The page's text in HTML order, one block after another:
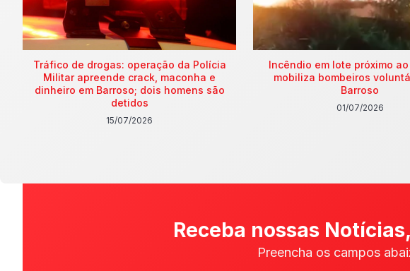
Tráfico de drogas: operação da Polícia
Militar apreende crack, maconha e
dinheiro em Barroso; dois homens são
detidos
15/07/2026
Incêndio em lote próximo
mobiliza bombeiros
Barroso
01/07/2026
Receba nossas
Preencha os campos